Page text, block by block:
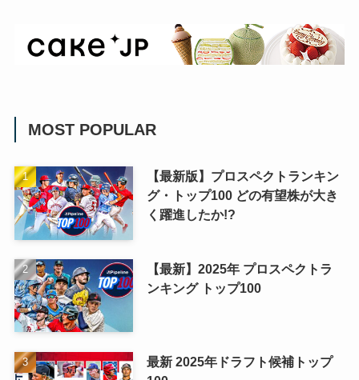
MOST POPULAR
【最新版】プロスペクトランキン
グ・トップ100 どの有望株が大き
く躍進したか!?
【最新】2025年 プロスペクトラ
ンキング トップ100
最新 2025年ドラフト候補トップ